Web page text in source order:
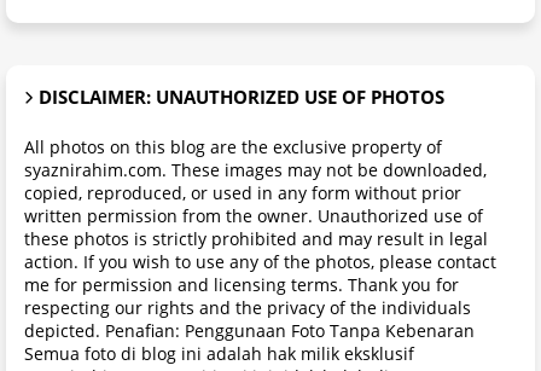
DISCLAIMER: UNAUTHORIZED USE OF PHOTOS
All photos on this blog are the exclusive property of
syaznirahim.com. These images may not be downloaded,
copied, reproduced, or used in any form without prior
written permission from the owner. Unauthorized use of
these photos is strictly prohibited and may result in legal
action. If you wish to use any of the photos, please contact
me for permission and licensing terms. Thank you for
respecting our rights and the privacy of the individuals
depicted. Penafian: Penggunaan Foto Tanpa Kebenaran
Semua foto di blog ini adalah hak milik eksklusif